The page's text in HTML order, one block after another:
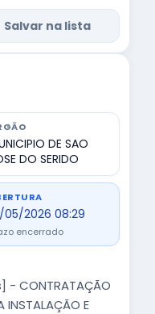
Salvar na lista
DE SAO
DO SERIDO
05/2026 08:29
encerrado
CONTRATAÇÃO
INSTALAÇÃO E